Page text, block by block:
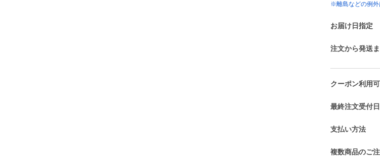
※離島などの例外
お届け日指定
注文から発送
クーポン利用
最終注文受付日
支払い方法
複数商品のご